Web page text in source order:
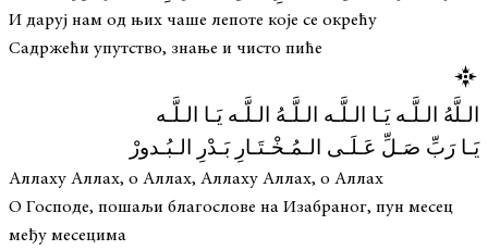
И даруј нам од њих чаше лепоте које се окрећу
Садржећи упутство, знање и чисто пиће
الـلَّهُ الـلَّـه يَـا الـلَّـه الـلَّـهُ الـلَّـه يَـا الـلَّـه
يَـا رَبِّ صَـلِّ عَـلَـى الـمُـخْـتَـارِ بَـدْرِ الـبُـدورْ
Аллаху Аллах, о Аллах, Аллаху Аллах, о Аллах
О Господе, пошаљи благослове на Изабраног, пун месец
међу месецима